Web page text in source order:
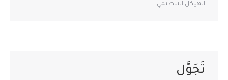
الهيكل التنظيمي
تَجَوَّل